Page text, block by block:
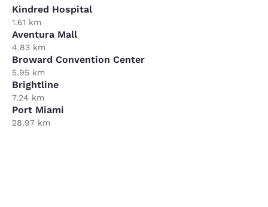
Kindred Hospital
1.61 km
Aventura Mall
4.83 km
Broward Convention Center
5.95 km
Brightline
7.24 km
Port Miami
28.97 km